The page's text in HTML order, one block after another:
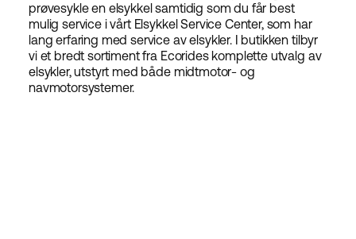
prøvesykle en elsykkel samtidig som du får best
mulig service i vårt Elsykkel Service Center, som har
lang erfaring med service av elsykler. I butikken tilbyr
vi et bredt sortiment fra Ecorides komplette utvalg av
elsykler, utstyrt med både midtmotor- og
navmotorsystemer.